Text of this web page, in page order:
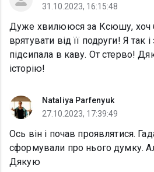
31.10.2023, 16:15:48
Дуже хвилююся за Ксюшу, хоч
врятувати від її подруги! Я так
підсипала в каву. От стерво!
історію!
Nataliya Parfenyuk
27.10.2023, 17:39:49
Ось він і почав проявлятися.
сформували про нього думку.
Дякую